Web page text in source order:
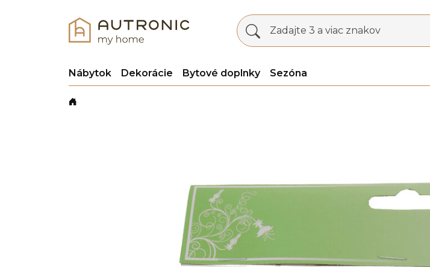
Zadajte 3 a viac znakov
Nábytok Dekorácie Bytové doplnky Sezóna